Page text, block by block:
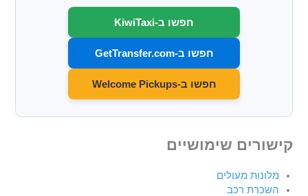
חפשו ב-KiwiTaxi
חפשו ב-GetTransfer.com
חפשו ב-Welcome Pickups
קישורים שימושיים
מלונות מעולים
השכרת רכב